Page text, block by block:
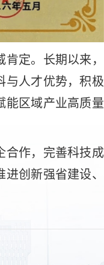
定。长期以来，
与人才优势，积极
能区域产业高质量
合作，完善科技成
创新强省建设、